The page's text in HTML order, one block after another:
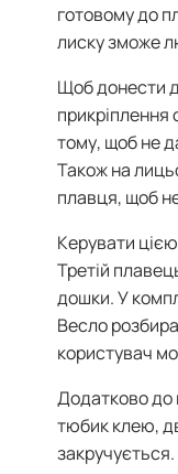
готовому до
лиску зможе
Щоб донести
прикріплення
тому, щоб не
Також на
плавця, щоб
Керувати
Третій
дошки. У
Весло
користувач
Додатково до
тюбик клею,
закручується.